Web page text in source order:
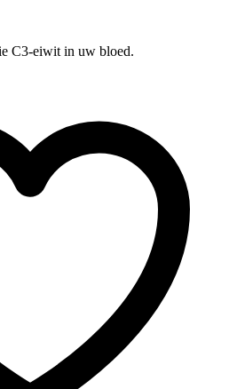
C3-eiwit in uw bloed.